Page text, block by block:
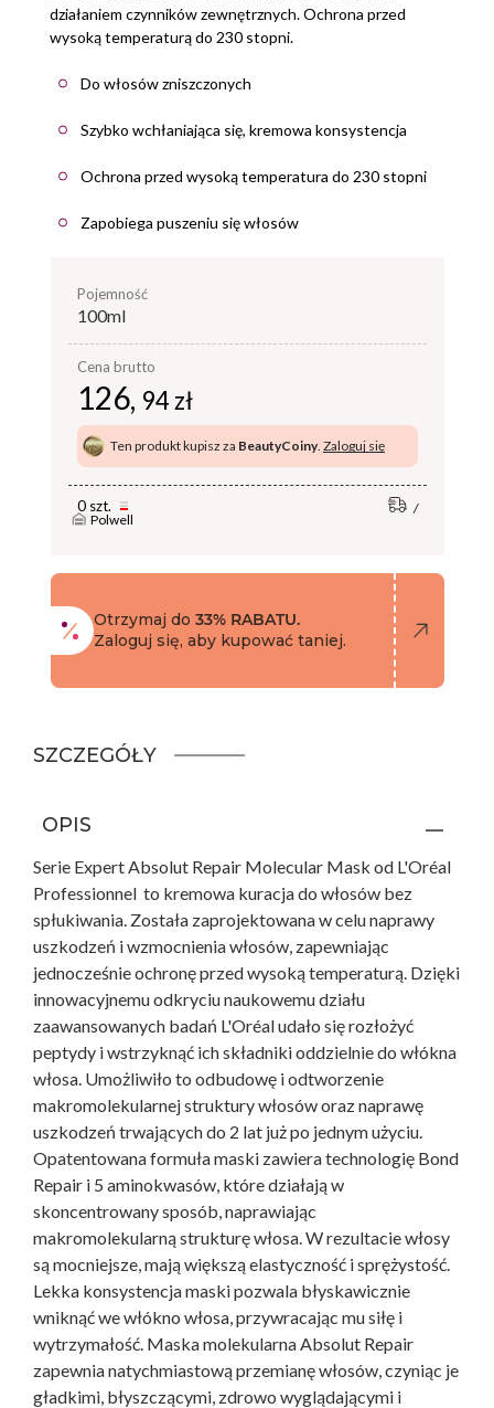
działaniem czynników zewnętrznych. Ochrona przed
wysoką temperaturą do 230 stopni.
Do włosów zniszczonych
Szybko wchłaniająca się, kremowa konsystencja
Ochrona przed wysoką temperatura do 230 stopni
Zapobiega puszeniu się włosów
pojemność
100ml
Cena brutto
126, 94 zł
Ten produkt kupisz za BeautyCoiny. Zaloguj się
0 szt.
Polwell
Otrzymaj do 33% RABATU.
Zaloguj się, aby kupować taniej.
SZCZEGÓŁY
OPIS
Serie Expert Absolut Repair Molecular Mask od L'Oréal
Professionnel to kremowa kuracja do włosów bez
spłukiwania. Została zaprojektowana w celu naprawy
uszkodzeń i wzmocnienia włosów, zapewniając
jednocześnie ochronę przed wysoką temperaturą. Dzięki
innowacyjnemu odkryciu naukowemu działu
zaawansowanych badań L'Oréal udało się rozłożyć
peptydy i wstrzyknąć ich składniki oddzielnie do włókna
włosa. Umożliwiło to odbudowę i odtworzenie
makromolekularnej struktury włosów oraz naprawę
uszkodzeń trwających do 2 lat już po jednym użyciu.
Opatentowana formuła maski zawiera technologię Bond
Repair i 5 aminokwasów, które działają w
skoncentrowany sposób, naprawiając
makromolekularną strukturę włosa. W rezultacie włosy
są mocniejsze, mają większą elastyczność i sprężystość.
Lekka konsystencja maski pozwala błyskawicznie
wniknąć we włókno włosa, przywracając mu siłę i
wytrzymałość. Maska molekularna Absolut Repair
zapewnia natychmiastową przemianę włosów, czyniąc je
gładkimi, błyszczącymi, zdrowo wyglądającymi i